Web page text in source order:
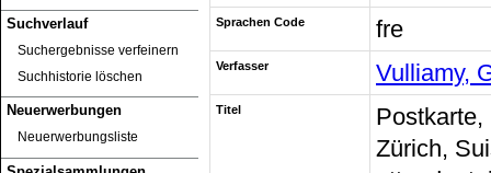
Suchverlauf
Suchergebnisse verfeinern
Suchhistorie löschen
Neuerwerbungen
Neuerwerbungsliste
Sprachen Code fre
Verfasser Vulliamy,
Titel
Postkarte,
Zürich,